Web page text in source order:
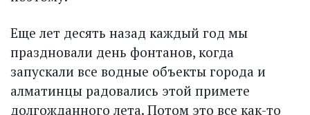
Еще лет десять назад каждый год мы
праздновали день фонтанов, когда
запускали все водные объекты города и
алматинцы радовались этой примете
долгожданного лета. Потом это все как-то